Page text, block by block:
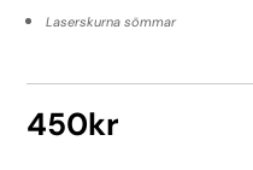
Laserskurna sömmar
450kr